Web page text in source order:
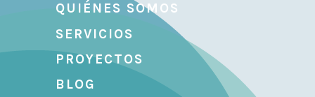
QUIÉNES SOMOS
SERVICIOS
PROYECTOS
BLOG